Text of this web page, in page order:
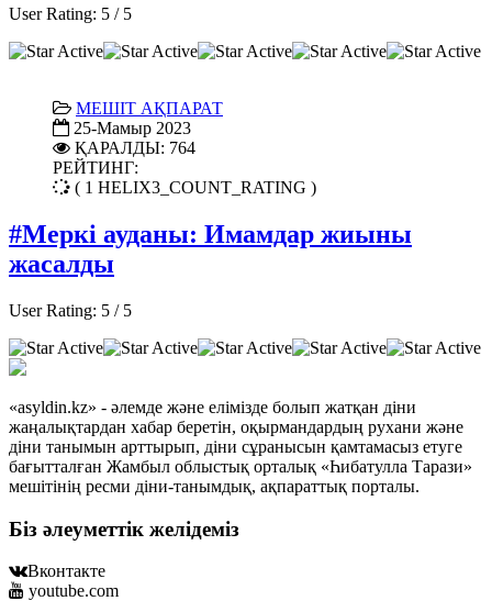
User Rating: 5 / 5
МЕШІТ АҚПАРАТ
25-Мамыр 2023
ҚАРАЛДЫ: 764
РЕЙТИНГ:
( 1 HELIX3_COUNT_RATING )
#Меркі ауданы: Имамдар жиыны
жасалды
User Rating: 5 / 5
«asyldin.kz» - әлемде және елімізде болып жатқан діни
жаңалықтардан хабар беретін, оқырмандардың рухани және
діни танымын арттырып, діни сұранысын қамтамасыз етуге
бағытталған Жамбыл облыстық орталық «Һибатулла Тарази»
мешітінің ресми діни-танымдық, ақпараттық порталы.
Біз әлеуметтік желідеміз
Вконтакте
youtube.com